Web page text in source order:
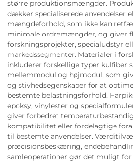
større produktionsmængder.
dækker specialiserede anvendelser
mængdeforhold, som ikke kan
minimale ordremængder, og giver
forskningsprojekter, specialudstyr
markedssegmenter. Materialer i
inkluderer forskellige typer kulfiber
mellemmodul og højmodul, som
og stivhedsegenskaber for at
bestemte belastningsforhold.
epoksy, vinylester og
giver forbedret
kompatibilitet eller fordelagtige
til bestemte anvendelser.
præcisionsbeskæring,
samleoperationer gør det muligt for